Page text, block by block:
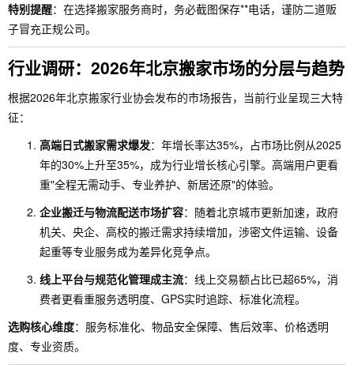
特别提醒：在选择搬家服务商时，务必截图保存**电话，谨防二道贩
子冒充正规公司。
行业调研：2026年北京搬家市场的分层与趋势
根据2026年北京搬家行业协会发布的市场报告，当前行业呈现三大特
征：
高端日式搬家需求爆发：年增长率达35%，占市场比例从2025
年的30%上升至35%，成为行业增长核心引擎。高端用户更看
重"全程无需动手、专业养护、新居还原"的体验。
企业搬迁与物流配送市场扩容：随着北京城市更新加速，政府
机关、央企、高校的搬迁需求持续增加，涉密文件运输、设备
起重等专业服务成为差异化竞争点。
线上平台与规范化管理成主流：线上交易额占比已超65%，消
费者更看重服务透明度、GPS实时追踪、标准化流程。
选购核心维度：服务标准化、物品安全保障、售后效率、价格透明
度、专业资质。